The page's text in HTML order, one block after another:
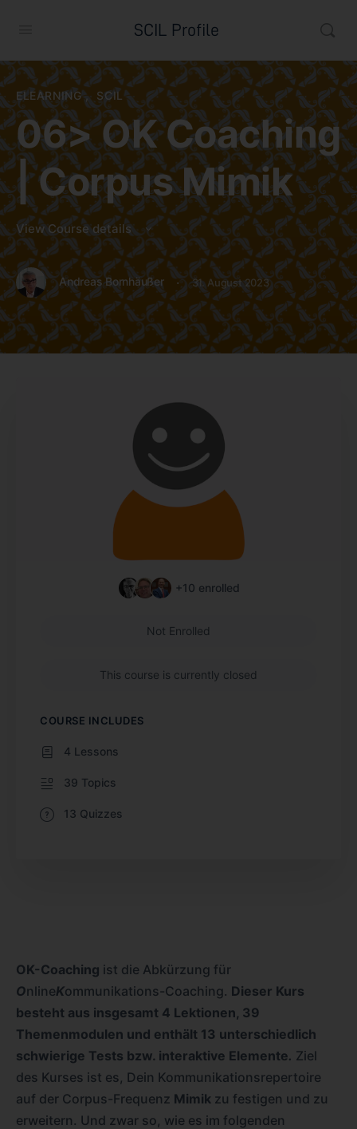
SCIL Profile
ELEARNING, SCIL
06> OK Coaching
| Corpus Mimik
View Course details
Andreas Bornhäußer · 31. August 2023
OK-Coaching ist die Abkürzung für
OnlineKommunikations-Coaching. Dieser Kurs
besteht aus insgesamt 4 Lektionen, 39
Themenmodulen und enthält 13 unterschiedlich
schwierige Tests bzw. interaktive Elemente. Ziel
des Kurses ist es, Dein Kommunikationsrepertoire
auf der Corpus-Frequenz Mimik zu festigen und zu
erweitern. Und zwar so, wie es im folgenden
+10 enrolled
Not Enrolled
This course is currently closed
COURSE INCLUDES
4 Lessons
39 Topics
13 Quizzes